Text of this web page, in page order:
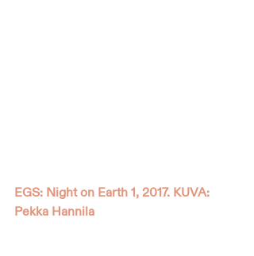
EGS: Night on Earth 1, 2017. KUVA:
Pekka Hannila